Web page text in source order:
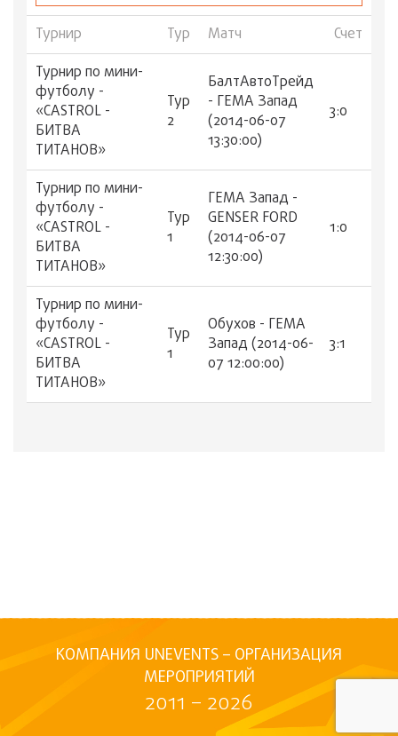
Турнир Тур Матч
Счет
Турнир по мини-
футболу -
«CASTROL -
БИТВА
ТИТАНОВ»
Тур
2
БалтАвтоТрейд
- ГЕМА Запад
(2014-06-07
13:30:00)
3:0
Турнир по мини-
футболу -
«CASTROL -
БИТВА
ТИТАНОВ»
Тур
1
ГЕМА Запад -
GENSER FORD
(2014-06-07
12:30:00)
1:0
Турнир по мини-
футболу -
«CASTROL -
БИТВА
ТИТАНОВ»
Тур
1
Обухов - ГЕМА
Запад (2014-06-
07 12:00:00)
3:1
КОМПАНИЯ UNEVENTS – ОРГАНИЗАЦИЯ
МЕРОПРИЯТИЙ
2011 – 2026